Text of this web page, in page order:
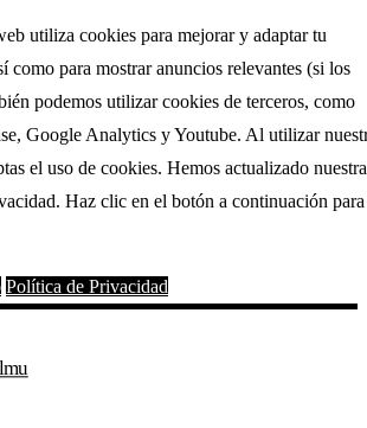
utiliza cookies para mejorar y adaptar tu
como para mostrar anuncios relevantes (si los
podemos utilizar cookies de terceros, como
Google Analytics y Youtube. Al utilizar
el uso de cookies. Hemos actualizado nuestra
Haz clic en el botón a continuación para
Política de Privacidad